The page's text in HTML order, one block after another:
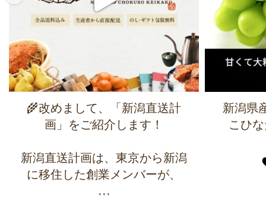
🌾改めまして、「新潟直送計
画」をご紹介します！
新潟直送計画は、東京から新潟
に移住した創業メンバーが、
...
新潟県
こひ